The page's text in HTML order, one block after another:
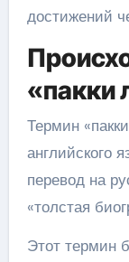
достижений
«пакки
Термин
английского
перевод на
«толстая
Этот термин